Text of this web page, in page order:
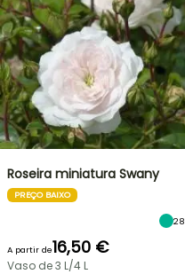
Roseira miniatura Swany
PREÇO BAIXO
28
A partir de16,50 €
Vaso de 3 L/4 L